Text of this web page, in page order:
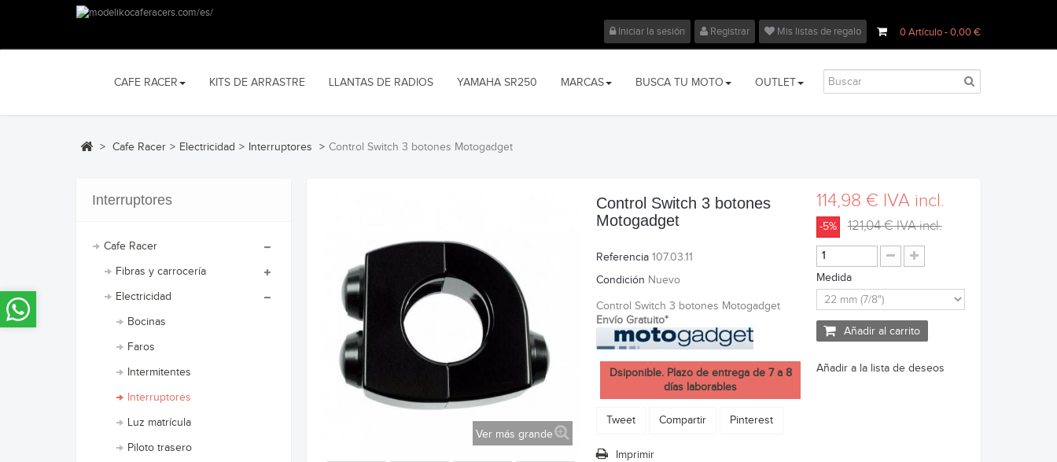
0Artículo- 0,00 €
Iniciar la sesión Registrar Mis listas de regalo
CAFE RACER KITS DE ARRASTRE LLANTAS DE RADIOS YAMAHA SR250 MARCAS BUSCA TU MOTO OUTLET
> Cafe Racer > Electricidad > Interruptores > Control Switch 3 botones Motogadget
Interruptores
Cafe Racer
Fibras y carrocería
Electricidad
Bocinas
Faros
Intermitentes
Interruptores
Luz matrícula
Piloto trasero
Ver más grande
Control Switch 3 botones
Motogadget
Referencia 107.03.11
Condición Nuevo
Control Switch 3 botones Motogadget
Envío Gratuito*
Dsiponible. Plazo de entrega de 7 a 8
días laborables
Tweet Compartir Pinterest
Imprimir
114,98 € IVA incl.
-5% 121,04 €IVA incl.
Medida
Añadir al carrito
Añadir a la lista de deseos